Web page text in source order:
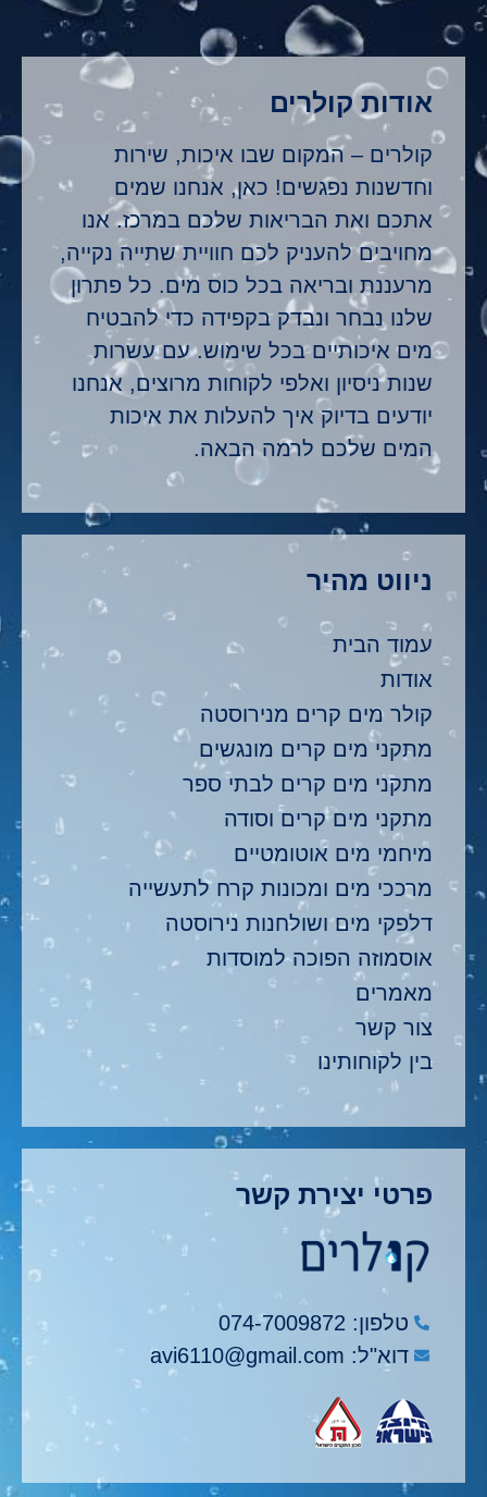
אודות קולרים
קולרים – המקום שבו איכות, שירות
וחדשנות נפגשים! כאן, אנחנו שמים
אתכם ואת הבריאות שלכם במרכז. אנו
מחויבים להעניק לכם חוויית שתייה נקייה,
מרעננת ובריאה בכל כוס מים. כל פתרון
שלנו נבחר ונבדק בקפידה כדי להבטיח
מים איכותיים בכל שימוש. עם עשרות
שנות ניסיון ואלפי לקוחות מרוצים, אנחנו
יודעים בדיוק איך להעלות את איכות
המים שלכם לרמה הבאה.
ניווט מהיר
עמוד הבית
אודות
קולר מים קרים מנירוסטה
מתקני מים קרים מונגשים
מתקני מים קרים לבתי ספר
מתקני מים קרים וסודה
מיחמי מים אוטומטיים
מרככי מים ומכונות קרח לתעשייה
דלפקי מים ושולחנות נירוסטה
אוסמוזה הפוכה למוסדות
מאמרים
צור קשר
בין לקוחותינו
פרטי יצירת קשר
טלפון: 074-7009872
דוא"ל: avi6110@gmail.com